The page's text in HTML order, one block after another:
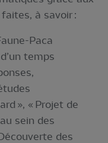
à savoir :
Paca
temps
», « Projet de
sein des
des